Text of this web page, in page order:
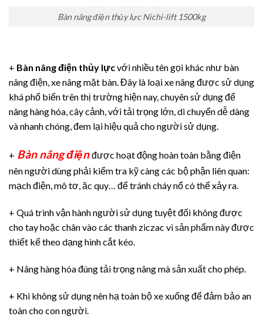
Bàn nâng điện thủy lực Nichi-lift 1500kg
+ Bàn nâng điện thủy lựcvới nhiều tên gọi khác như bàn
nâng điện, xe nâng mặt bàn. Đây là loại xe nâng được sử dụng
khá phổ biến trên thị trường hiện nay, chuyên sử dụng để
nâng hàng hóa, cây cảnh, với tải trọng lớn, di chuyển dễ dàng
và nhanh chóng, đem lại hiệu quả cho người sử dụng.
+ Bàn nâng điện được hoạt động hoàn toàn bằng điện
nên người dùng phải kiểm tra kỹ càng các bộ phận liên quan:
mạch điện, mô tơ, ăc quy… để tránh cháy nổ có thể xảy ra.
+ Quá trình vận hành người sử dụng tuyệt đối không được
cho tay hoặc chân vào các thanh ziczac vì sản phẩm này được
thiết kế theo dạng hình cắt kéo.
+ Nâng hàng hóa đúng tải trọng nâng mà sản xuất cho phép.
+ Khi không sử dụng nên hạ toàn bộ xe xuống để đảm bảo an
toàn cho con người.